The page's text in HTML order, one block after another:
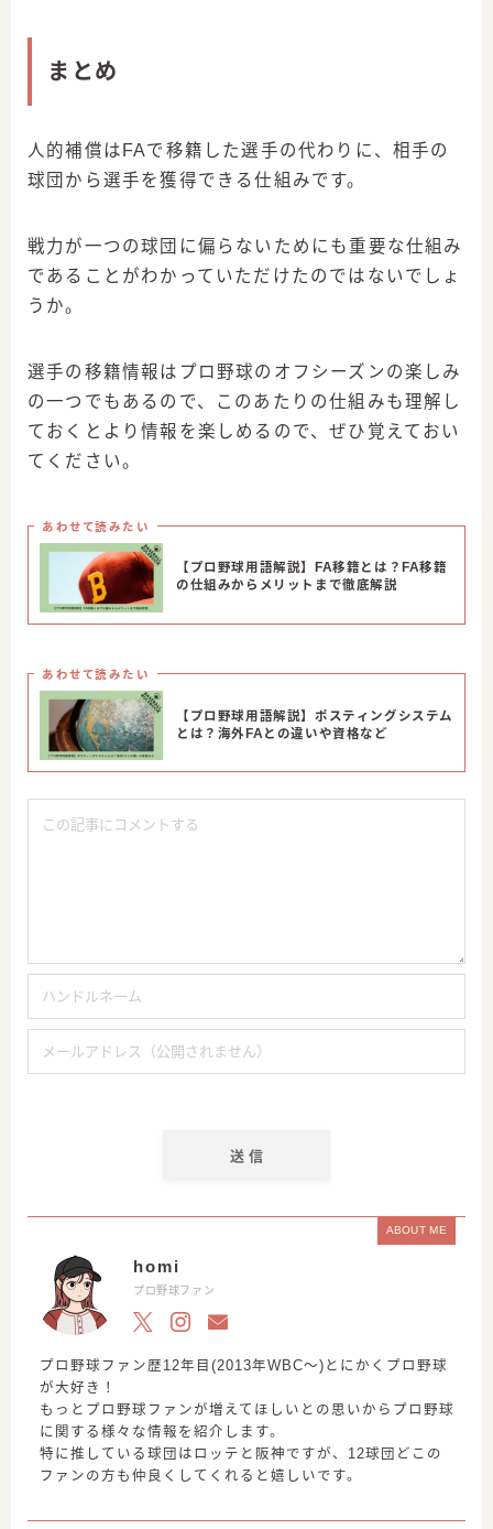
まとめ
人的補償はFAで移籍した選手の代わりに、相手の
球団から選手を獲得できる仕組みです。
戦力が一つの球団に偏らないためにも重要な仕組み
であることがわかっていただけたのではないでしょ
うか。
選手の移籍情報はプロ野球のオフシーズンの楽しみ
の一つでもあるので、このあたりの仕組みも理解し
ておくとより情報を楽しめるので、ぜひ覚えておい
てください。
あわせて読みたい
【プロ野球用語解説】FA移籍とは？FA移籍
の仕組みからメリットまで徹底解説
あわせて読みたい
【プロ野球用語解説】ポスティングシステム
とは？海外FAとの違いや資格など
ABOUT ME
homi
プロ野球ファン
プロ野球ファン歴12年目(2013年WBC〜)とにかくプロ野球
が大好き！
もっとプロ野球ファンが増えてほしいとの思いからプロ野球
に関する様々な情報を紹介します。
特に推している球団はロッテと阪神ですが、12球団どこの
ファンの方も仲良くしてくれると嬉しいです。